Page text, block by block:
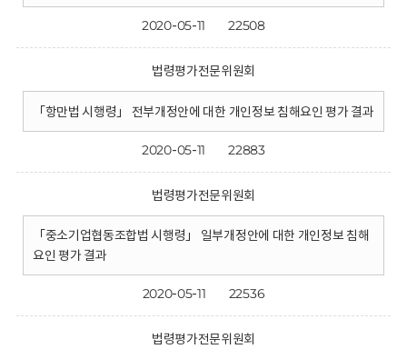
2020-05-11 22508
법령평가전문위원회
「항만법 시행령」 전부개정안에 대한 개인정보 침해요인 평가 결과
2020-05-11 22883
법령평가전문위원회
「중소기업협동조합법 시행령」 일부개정안에 대한 개인정보 침해
요인 평가 결과
2020-05-11 22536
법령평가전문위원회